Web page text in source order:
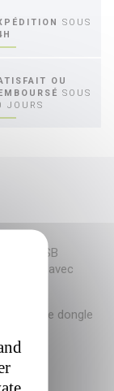
SOUS
OU
SOUS
JOURS
USB
ZuniR avec
le dongle